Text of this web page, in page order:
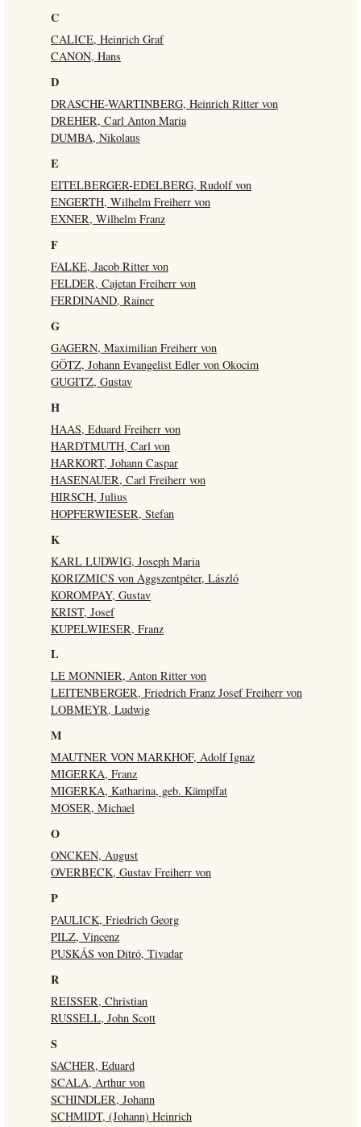
C
CALICE, Heinrich Graf
CANON, Hans
D
DRASCHE-WARTINBERG, Heinrich Ritter von
DREHER, Carl Anton Maria
DUMBA, Nikolaus
E
EITELBERGER-EDELBERG, Rudolf von
ENGERTH, Wilhelm Freiherr von
EXNER, Wilhelm Franz
F
FALKE, Jacob Ritter von
FELDER, Cajetan Freiherr von
FERDINAND, Rainer
G
GAGERN, Maximilian Freiherr von
GÖTZ, Johann Evangelist Edler von Okocim
GUGITZ, Gustav
H
HAAS, Eduard Freiherr von
HARDTMUTH, Carl von
HARKORT, Johann Caspar
HASENAUER, Carl Freiherr von
HIRSCH, Julius
HOPFERWIESER, Stefan
K
KARL LUDWIG, Joseph Maria
KORIZMICS von Aggszentpéter, László
KOROMPAY, Gustav
KRIST, Josef
KUPELWIESER, Franz
L
LE MONNIER, Anton Ritter von
LEITENBERGER, Friedrich Franz Josef Freiherr von
LOBMEYR, Ludwig
M
MAUTNER VON MARKHOF, Adolf Ignaz
MIGERKA, Franz
MIGERKA, Katharina, geb. Kämpffat
MOSER, Michael
O
ONCKEN, August
OVERBECK, Gustav Freiherr von
P
PAULICK, Friedrich Georg
PILZ, Vincenz
PUSKÁS von Ditró, Tivadar
R
REISSER, Christian
RUSSELL, John Scott
S
SACHER, Eduard
SCALA, Arthur von
SCHINDLER, Johann
SCHMIDT, (Johann) Heinrich